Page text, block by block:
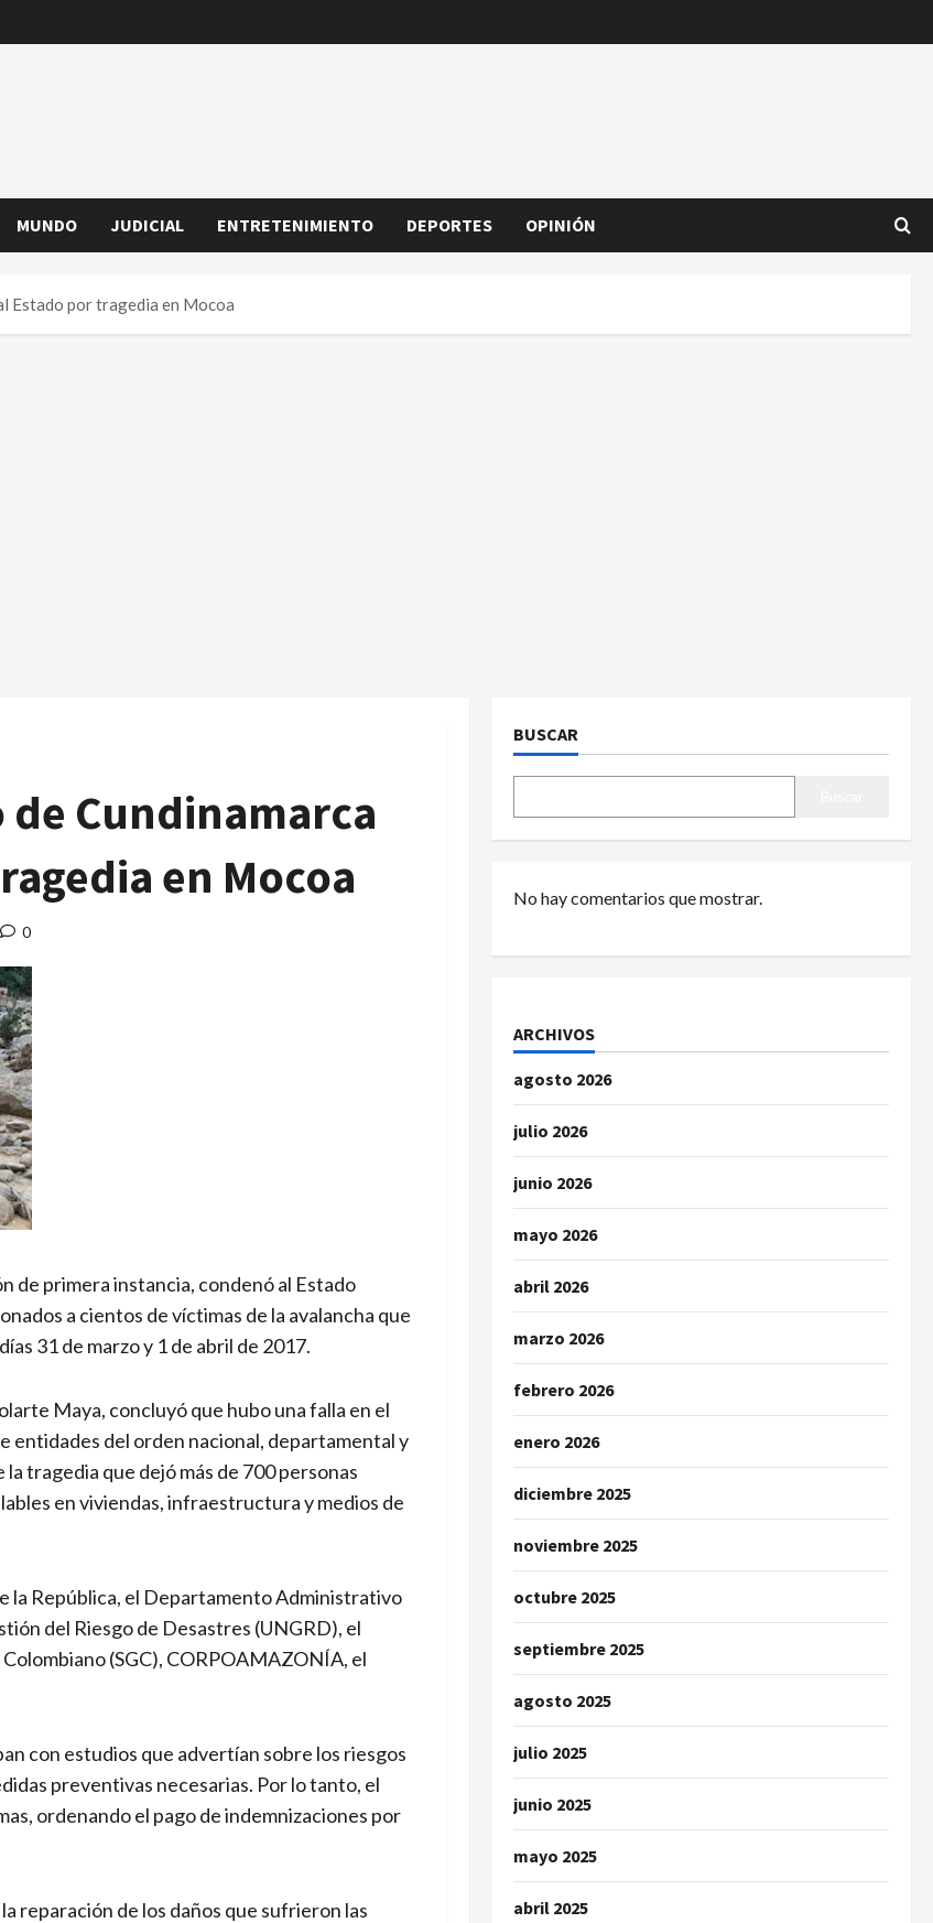
MUNDO JUDICIAL ENTRETENIMIENTO DEPORTES OPINIÓN
Estado por tragedia en Mocoa
Cundinamarca
en Mocoa
0
de primera instancia, condenó al Estado
a cientos de víctimas de la avalancha que
31 de marzo y 1 de abril de 2017.
Maya, concluyó que hubo una falla en el
entidades del orden nacional, departamental y
tragedia que dejó más de 700 personas
en viviendas, infraestructura y medios de
la República, el Departamento Administrativo
del Riesgo de Desastres (UNGRD), el
(SGC), CORPOAMAZONÍA, el
con estudios que advertían sobre los riesgos
preventivas necesarias. Por lo tanto, el
ordenando el pago de indemnizaciones por
reparación de los daños que sufrieron las
BUSCAR
No hay comentarios que mostrar.
ARCHIVOS
agosto 2026
julio 2026
junio 2026
mayo 2026
abril 2026
marzo 2026
febrero 2026
enero 2026
diciembre 2025
noviembre 2025
octubre 2025
septiembre 2025
agosto 2025
julio 2025
junio 2025
mayo 2025
abril 2025